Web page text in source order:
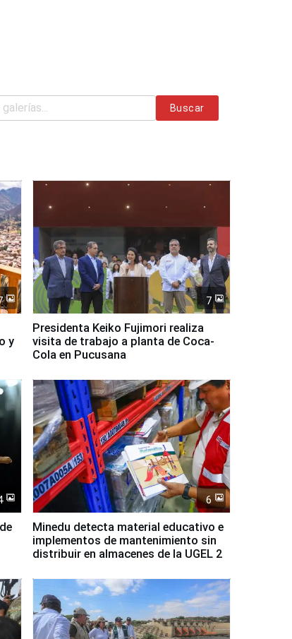
Buscar
y
7
Presidenta Keiko Fujimori realiza
visita de trabajo a planta de Coca-
Cola en Pucusana
6
Minedu detecta material educativo e
implementos de mantenimiento sin
distribuir en almacenes de la UGEL 2